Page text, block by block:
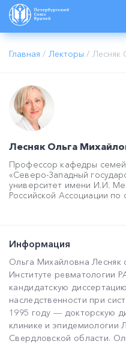
Главная / Лекторы / Лесняк
Лесняк Ольга
Профессор кафедры
«Северо-Западный
университет имени И.И.
Российской Ассоциации по
Информация
Ольга Михайловна Лесняк
Институте ревматологии
кандидатскую
наследственности при
1995 году ― докторскую
клинике и эпидемиологии
Свердловской области.